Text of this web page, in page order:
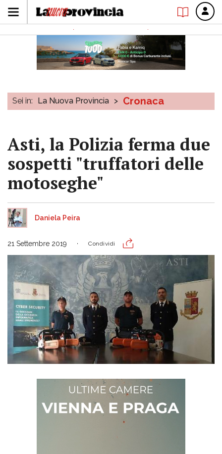
Sei in: La Nuova Provincia > Cronaca
Asti, la Polizia ferma due
sospetti "truffatori delle
motoseghe"
Daniela Peira
21 Settembre 2019 Condividi